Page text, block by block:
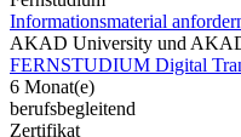
Informationsmaterial
AKAD University und
FERNSTUDIUM Digital
6 Monat(e)
berufsbegleitend
Zertifikat